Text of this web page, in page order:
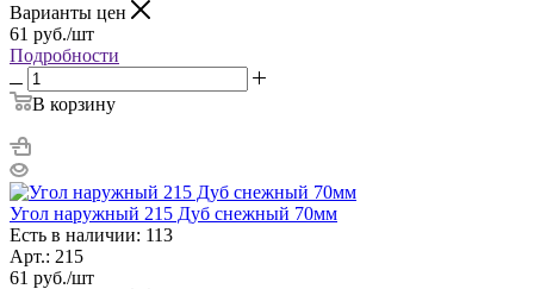
Варианты цен
61 руб./шт
Подробности
В корзину
Угол наружный 215 Дуб снежный 70мм
Есть в наличии: 113
Арт.: 215
61 руб./шт